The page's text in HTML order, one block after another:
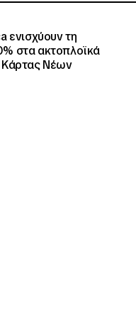
ενισχύουν τη
στα ακτοπλοϊκά
Κάρτας Νέων